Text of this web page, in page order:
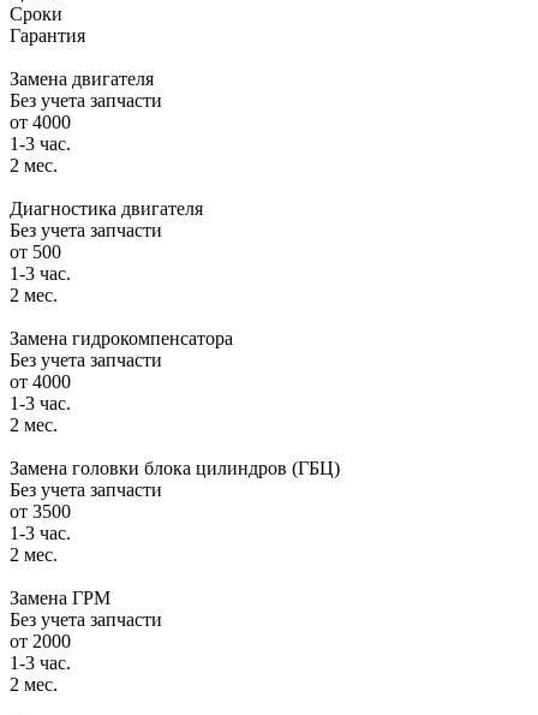
Сроки
Гарантия
Замена двигателя
Без учета запчасти
от 4000
1-3 час.
2 мес.
Диагностика двигателя
Без учета запчасти
от 500
1-3 час.
2 мес.
Замена гидрокомпенсатора
Без учета запчасти
от 4000
1-3 час.
2 мес.
Замена головки блока цилиндров (ГБЦ)
Без учета запчасти
от 3500
1-3 час.
2 мес.
Замена ГРМ
Без учета запчасти
от 2000
1-3 час.
2 мес.